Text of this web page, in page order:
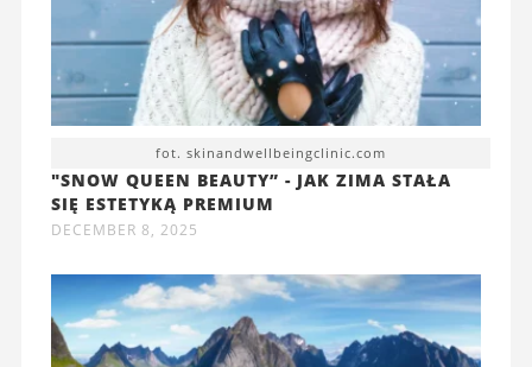
fot. skinandwellbeingclinic.com
"SNOW QUEEN BEAUTY” - JAK ZIMA STAŁA
SIĘ ESTETYKĄ PREMIUM
DECEMBER 8, 2025